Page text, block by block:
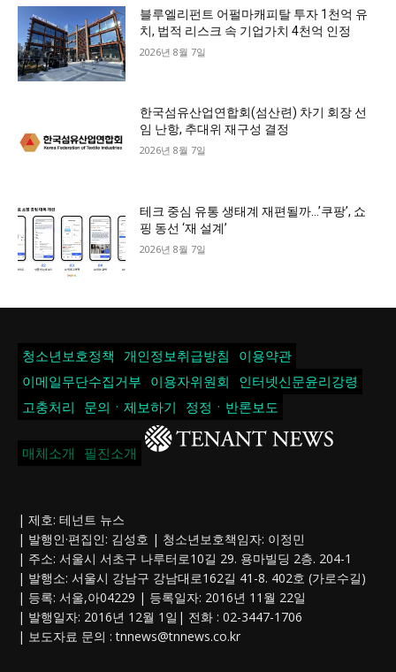
블루엘리펀트 어펄마캐피탈 투자 1천억 유
치, 법적 리스크 속 기업가치 4천억 인정
2026년 8월 7일
한국섬유산업연합회(섬산련) 차기 회장 선
임 난항, 추대위 재구성 결정
2026년 8월 7일
테크 중심 유통 생태계 재편될까…’쿠팡’, 쇼
핑 동선 ‘재 설계’
2026년 8월 7일
청소년보호정책 개인정보취급방침
이용약관
이메일무단수집거부
이용자위원회
인터넷신문윤리강령
고충처리
문의ㆍ제보하기 정정ㆍ반론보도
매체소개 필진소개
| 제호: 테넌트 뉴스
| 발행인·편집인: 김성호 | 청소년보호책임자: 이정민
| 주소: 서울시 서초구 나루터로10길 29. 용마빌딩 2층. 204-1
| 발행소: 서울시 강남구 강남대로162길 41-8. 402호 (가로수길)
| 등록: 서울,아04229 | 등록일자: 2016년 11월 22일
| 발행일자: 2016년 12월 1일| 전화 : 02-3447-1706
| 보도자료 문의 :tnnews@tnnews.co.kr